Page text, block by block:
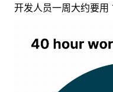
开发人员一周大约要用